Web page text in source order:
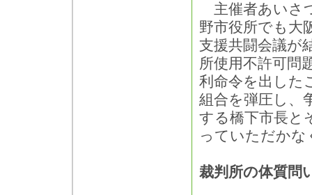
主催者あいさ
野市役所でも大
支援共闘会議が
所使用不許可問
利命令を出した
組合を弾圧し、
する橋下市長と
っていただか
裁判所の体質問